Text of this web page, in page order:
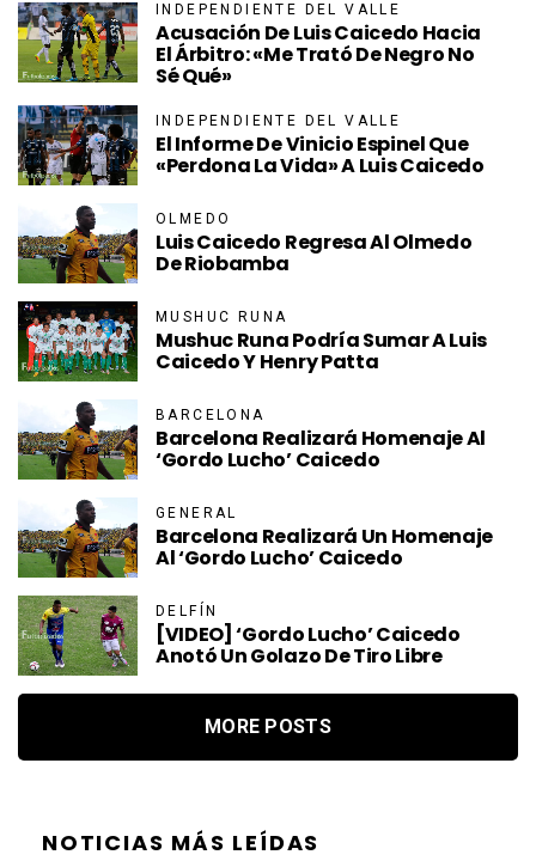
INDEPENDIENTE DEL VALLE
Acusación De Luis Caicedo Hacia
El Árbitro: «Me Trató De Negro No
Sé Qué»
INDEPENDIENTE DEL VALLE
El Informe De Vinicio Espinel Que
«perdona La Vida» A Luis Caicedo
OLMEDO
Luis Caicedo Regresa Al Olmedo
De Riobamba
MUSHUC RUNA
Mushuc Runa Podría Sumar A Luis
Caicedo Y Henry Patta
BARCELONA
Barcelona Realizará Homenaje Al
‘Gordo Lucho’ Caicedo
GENERAL
Barcelona Realizará Un Homenaje
Al ‘Gordo Lucho’ Caicedo
DELFÍN
[VIDEO] ‘Gordo Lucho’ Caicedo
Anotó Un Golazo De Tiro Libre
MORE POSTS
NOTICIAS MÁS LEÍDAS